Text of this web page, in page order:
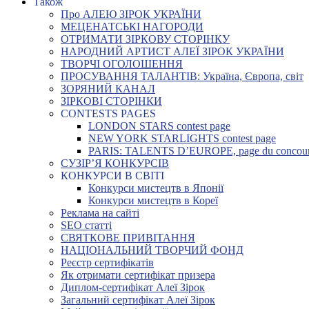
Про АЛЕЮ ЗІРОК УКРАЇНИ
МЕЦЕНАТСЬКІ НАГОРОДИ
ОТРИМАТИ ЗІРКОВУ СТОРІНКУ
НАРОДНИЙ АРТИСТ АЛЕЇ ЗІРОК УКРАЇНИ
ТВОРЧІ ОГОЛОШЕННЯ
ПРОСУВАННЯ ТАЛАНТІВ: Україна, Європа, світ
ЗОРЯНИЙ КАНАЛ
ЗІРКОВІ СТОРІНКИ
CONTESTS PAGES
LONDON STARS contest page
NEW YORK STARLIGHTS contest page
PARIS: TALENTS D’EUROPE, page du
СУЗІР’Я КОНКУРСІВ
КОНКУРСИ В СВІТІ
Конкурси мистецтв в Японії
Конкурси мистецтв в Кореї
Реклама на сайті
SEO статті
СВЯТКОВЕ ПРИВІТАННЯ
НАЦІОНАЛЬНИЙ ТВОРЧИЙ ФОНД
Реєстр сертифікатів
Як отримати сертифікат призера
Диплом-сертифікат Алеї Зірок
Загальний сертифікат Алеї Зірок